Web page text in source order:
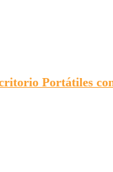
Portátiles